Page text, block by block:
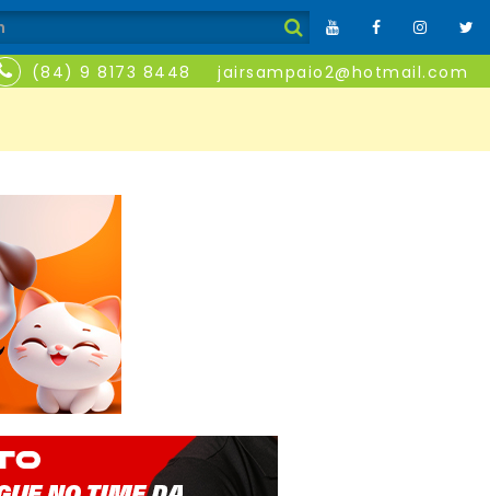
(84) 9 8173 8448 jairsampaio2@hotmail.com